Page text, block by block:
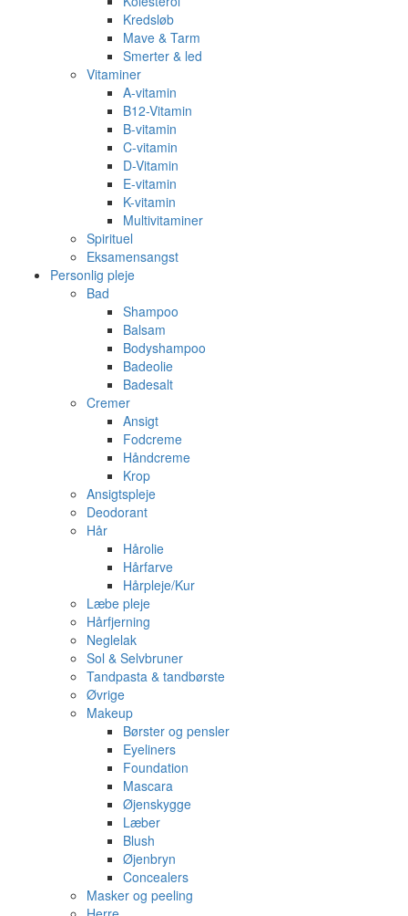
Kredsløb
Mave & Tarm
Smerter & led
Vitaminer
A-vitamin
B12-Vitamin
B-vitamin
C-vitamin
D-Vitamin
E-vitamin
K-vitamin
Multivitaminer
Spirituel
Eksamensangst
Personlig pleje
Bad
Shampoo
Balsam
Bodyshampoo
Badeolie
Badesalt
Cremer
Ansigt
Fodcreme
Håndcreme
Krop
Ansigtspleje
Deodorant
Hår
Hårolie
Hårfarve
Hårpleje/Kur
Læbe pleje
Hårfjerning
Neglelak
Sol & Selvbruner
Tandpasta & tandbørste
Øvrige
Makeup
Børster og pensler
Eyeliners
Foundation
Mascara
Øjenskygge
Læber
Blush
Øjenbryn
Concealers
Masker og peeling